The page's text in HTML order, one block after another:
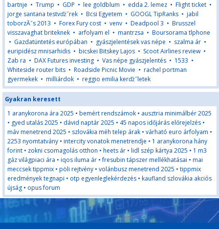
bartnje • Trump • GDP • lee goldblum • edda 2. lemez • Flight ticket •
jorge santana testvďż˝rek • Bcsi Egyetem • GOOGL TipRanks • jabil
toborzĂˇs 2013 • Forex Fury cost • venv • Deadpool 3 • Brusszel
visszavaghat briteknek • arfolyam el • mantrzsa • Boursorama tlphone
• Gazdatüntetés európában • gyászjelentések vas népe • szalma ár •
euripidész mnisarhidis • bicskei Bitskey Lajos • Scoot Airlines review •
Zab ra • DAX Futures investing • Vas népe gyászjelentés • 1533 •
Whiteside router bits • Roadside Picnic Movie • rachel portman
gyermekek • milliárdok • reggio emilia kerďż˝letek
Gyakran keresett
1 aranykorona ára 2025 • bemért rendszámok • ausztria minimálbér 2025
• gyed utalás 2025 • dávid naptár 2025 • 45 napos időjárás előrejelzés •
máv menetrend 2025 • szlovákia méh telep árak • várható euro árfolyam •
2253 nyomtatvány • intercity vonatok menetrendje • 1 aranykorona hány
forint • zokni csomagolás otthon • heets ár • lidl szép kártya 2025 • 1 m3
gáz világpiaci ára • iqos iluma ár •fresubin tápszer mellékhatásai • mai
meccsek tippmix • pöli rejtvény • volánbusz menetrend 2025 • tippmix
eredmények tegnapi • otp egyenleglekérdezés • kaufland szlovákia akciós
újság • opus forum